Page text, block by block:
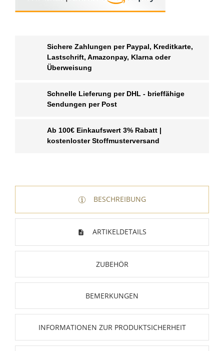
Sichere Zahlungen per Paypal, Kreditkarte,
Lastschrift, Amazonpay, Klarna oder
Überweisung
Schnelle Lieferung per DHL - brieffähige
Sendungen per Post
Ab 100€ Einkaufswert 3% Rabatt |
kostenloster Stoffmusterversand
BESCHREIBUNG
ARTIKELDETAILS
ZUBEHÖR
BEMERKUNGEN
INFORMATIONEN ZUR PRODUKTSICHERHEIT